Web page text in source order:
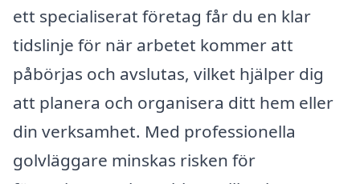
ett specialiserat företag får du en klar
tidslinje för när arbetet kommer att
påbörjas och avslutas, vilket hjälper dig
att planera och organisera ditt hem eller
din verksamhet. Med professionella
golvläggare minskas risken för